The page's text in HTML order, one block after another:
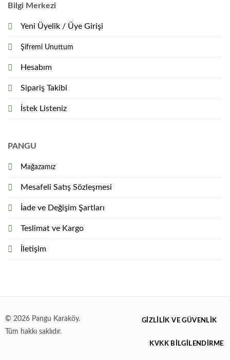
Bilgi Merkezi
Yeni Üyelik / Üye Girişi
Şifremi Unuttum
Hesabım
Sipariş Takibi
İstek Listeniz
PANGU
Mağazamız
Mesafeli Satış Sözleşmesi
İade ve Değişim Şartları
Teslimat ve Kargo
İletişim
© 2026 Pangu Karaköy.
Tüm hakkı saklıdır.
GIZLILIK VE GÜVENLIK
KVKK BİLGİLENDİRME